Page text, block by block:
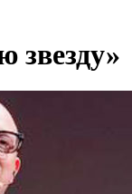
звезду»